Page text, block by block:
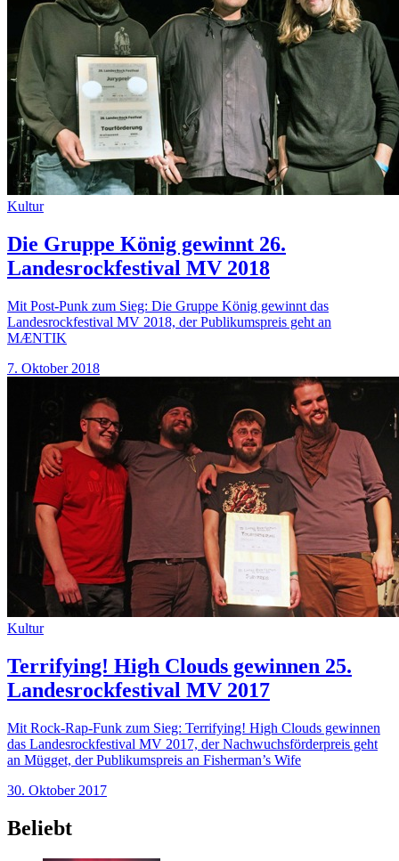
Kultur
Die Gruppe König gewinnt 26.
Landesrockfestival MV 2018
Mit Post-Punk zum Sieg: Die Gruppe König gewinnt das
Landesrockfestival MV 2018, der Publikumspreis geht an
MÆNTIK
7. Oktober 2018
Kultur
Terrifying! High Clouds gewinnen 25.
Landesrockfestival MV 2017
Mit Rock-Rap-Funk zum Sieg: Terrifying! High Clouds gewinnen
das Landesrockfestival MV 2017, der Nachwuchsförderpreis geht
an Mügget, der Publikumspreis an Fisherman’s Wife
30. Oktober 2017
Beliebt